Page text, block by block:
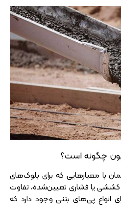
چگونه است؟
با معیار‌هایی که برای بلوک‌های
یا فشاری تعیین‌شده، تفاوت
انواع پی‌های بتنی وجود دارد که